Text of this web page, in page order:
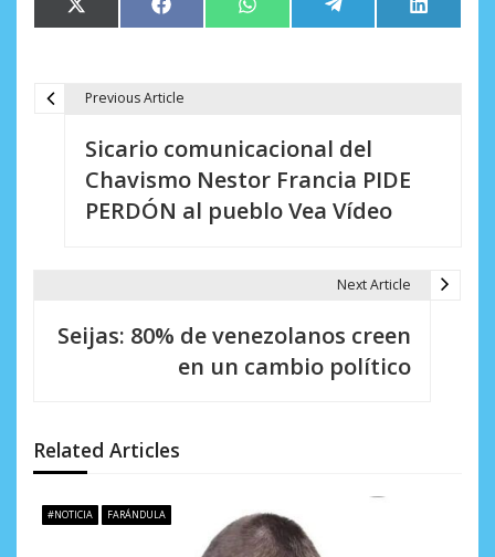
Compartir
en
X
(Twitter)
Compartir
en
Facebook Compartir
en
WhatsApp Compartir
en
Telegram
en
LinkedIn
ó
n
d
Previous Article
Sicario comunicacional del
Chavismo Nestor Francia PIDE
PERDÓN al pueblo Vea Vídeo
Next Article
Seijas: 80% de venezolanos creen
en un cambio político
Related Articles
#NOTICIA FARÁNDULA